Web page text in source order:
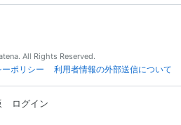
All Rights Reserved.
ポリシー 利用者情報の外部送信について
ログイン